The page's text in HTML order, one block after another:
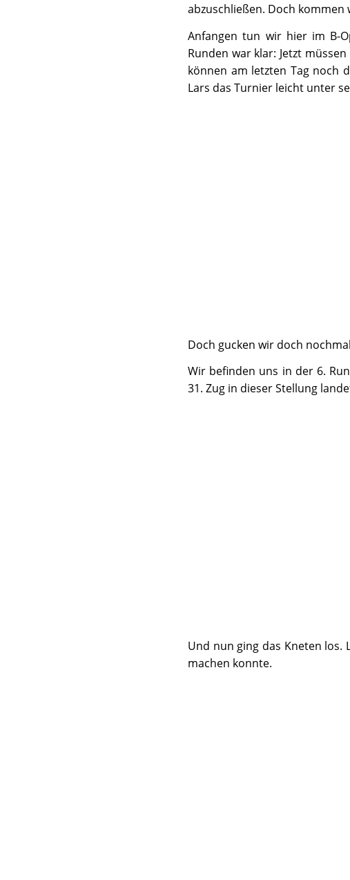
abzuschließen. Doch kommen
Anfangen tun wir hier im B-
Runden war klar: Jetzt
können am letzten Tag noch
Lars das Turnier leicht unter
Doch gucken wir doch
Wir befinden uns in der 6.
31. Zug in dieser Stellung
Und nun ging das Kneten los.
machen konnte.